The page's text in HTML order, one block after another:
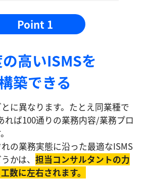
Point 1
⾼いISMSを
築できる
に異なります。たとえ同業種で
れば100通りの業務内容/業務プロ
の業務実態に沿った最適なISMS
かは、担当コンサルタントの⼒
数に左右されます。